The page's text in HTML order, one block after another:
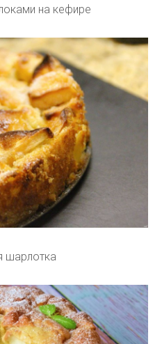
на кефире
шарлотка